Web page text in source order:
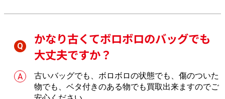
かなり古くてボロボロのバッグでも
大丈夫ですか？
古いバッグでも、ボロボロの状態でも、傷のついた
物でも、ベタ付きのある物でも買取出来ますのでご